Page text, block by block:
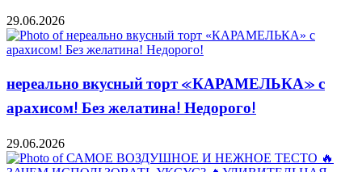
29.06.2026
нереально вкусный торт «КАРАМЕЛЬКА» с
арахисом! Без желатина! Недорого!
29.06.2026